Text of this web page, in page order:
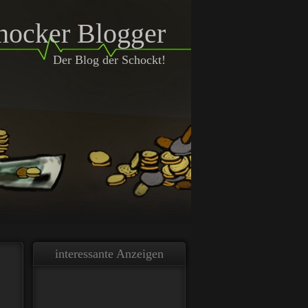
Blogger
Der Blog der Schockt!
interessante Anzeigen